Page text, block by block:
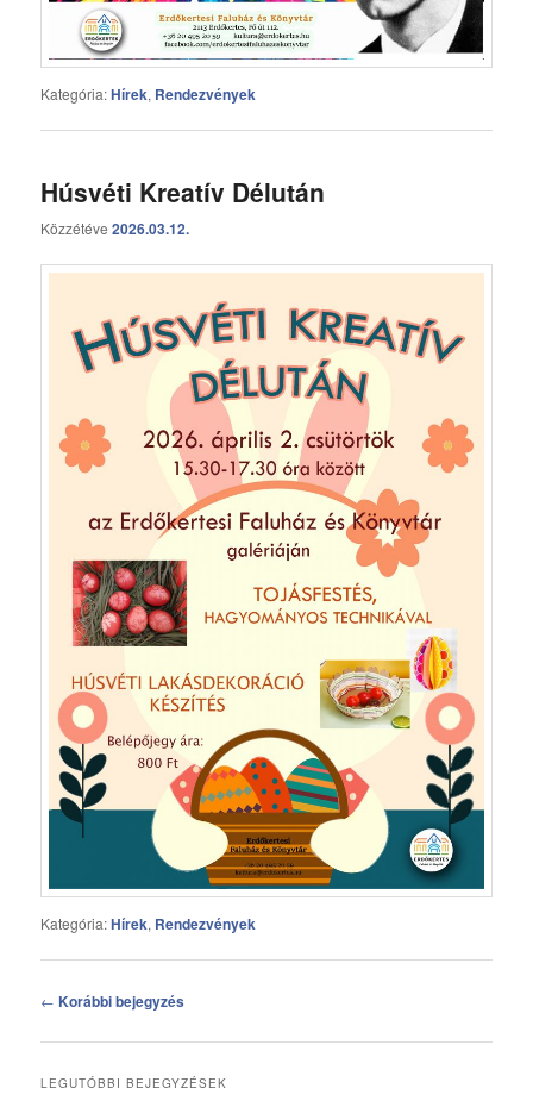
Kategória:Hírek, Rendezvények
Húsvéti Kreatív Délután
Közzétéve2026.03.12.
Kategória:Hírek, Rendezvények
Bejegyzés
← Korábbi bejegyzés
LEGUTÓBBI BEJEGYZÉSEK